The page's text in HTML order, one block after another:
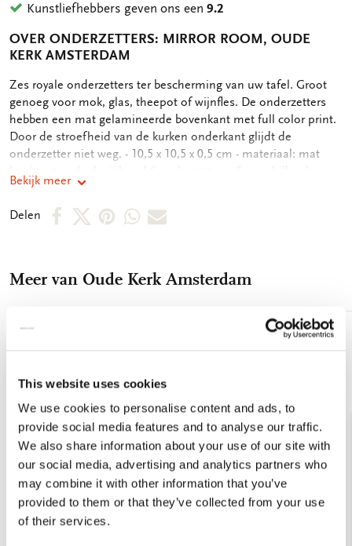
This website uses cookies
We use cookies to personalise content and ads, to
provide social media features and to analyse our traffic.
We also share information about your use of our site with
our social media, advertising and analytics partners who
may combine it with other information that you’ve
provided to them or that they’ve collected from your use
of their services.
Kunstliefhebbers geven ons een9.2
OVER ONDERZETTERS: MIRROR ROOM, OUDE
KERK AMSTERDAM
OMSCHRIJVING
Zes royale onderzetters ter bescherming van uw tafel. Groot
genoeg voor mok, glas, theepot of wijnfles. De onderzetters
hebben een mat gelamineerde bovenkant met full color print.
Door de stroefheid van de kurken onderkant glijdt de
onderzetter niet weg. - 10,5 x 10,5 x 0,5 cm - materiaal: mat
motieven
Bekijk meer
Delen
DeelDeelDeelDeelDeel
mail
Meer van Oude Kerk Amsterdam